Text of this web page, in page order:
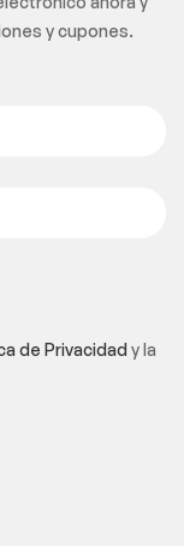
y cupones.
de Privacidady la